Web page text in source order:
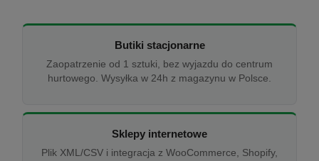
Butiki stacjonarne
Zaopatrzenie od 1 sztuki, bez wyjazdu do centrum
hurtowego. Wysyłka w 24h z magazynu w Polsce.
Sklepy internetowe
Plik XML/CSV i integracja z WooCommerce, Shopify,